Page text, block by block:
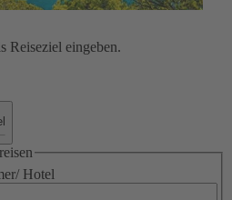
Reiseziel eingeben.
Hotel